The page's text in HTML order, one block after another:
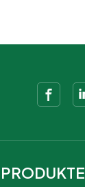
PRODUKTE